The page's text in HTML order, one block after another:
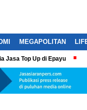
MEGAPOLITAN
Jasa Top Up di Epayu